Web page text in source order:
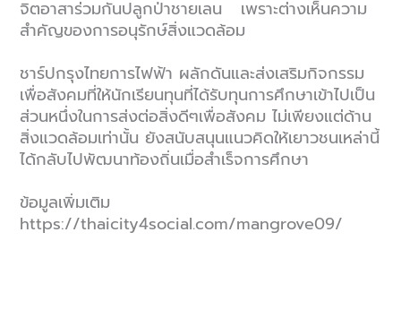
จิตอาสาร่วมกันปลูกป่าชายเลน เพราะต่างเห็นความ
สำคัญของการอนุรักษ์สิ่งแวดล้อม
ชาร์ปกรุงไทยการไฟฟ้า ผลักดันและส่งเสริมกิจกรรม
เพื่อสังคมที่ให้นักเรียนทุนที่ได้รับทุนการศึกษาเข้าไปเป็น
ส่วนหนึ่งในการส่งต่อสิ่งดีๆเพื่อสังคม ไม่เพียงแต่ด้าน
สิ่งแวดล้อมเท่านั้น ยังสนับสนุนแนวคิดให้เยาวชนเหล่านี้
ได้กลับไปพัฒนาท้องถิ่นเมื่อสำเร็จการศึกษา
ข้อมูลเพิ่มเติม
https://thaicity4social.com/mangrove09/